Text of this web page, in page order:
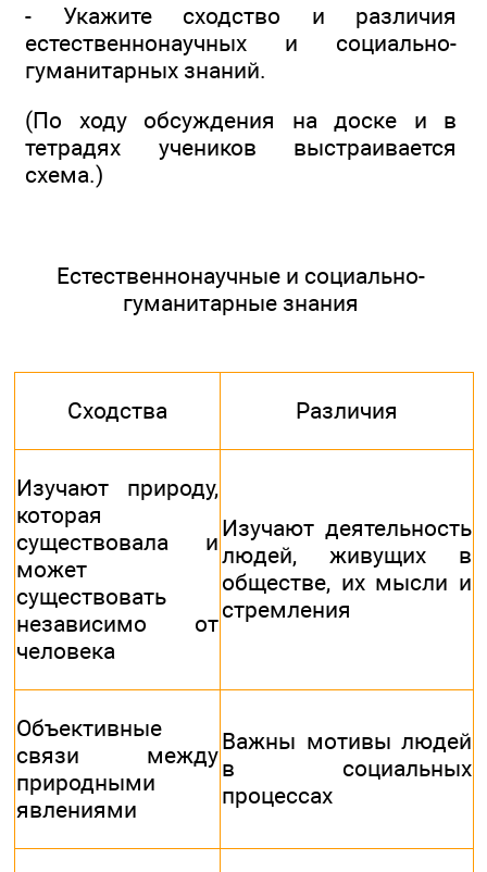
- Укажите сходство и различия
естественнонаучных и социально-
гуманитарных знаний.
(По ходу обсуждения на доске и в
тетрадях учеников выстраивается
схема.)
Естественнонаучные и социально-
гуманитарные знания
Сходства Различия
Изучают природу,
которая
существовала и
может
существовать
независимо от
человека
Изучают деятельность
людей, живущих в
обществе, их мысли и
стремления
Объективные
связи между
природными
явлениями
Важны мотивы людей
в социальных
процессах